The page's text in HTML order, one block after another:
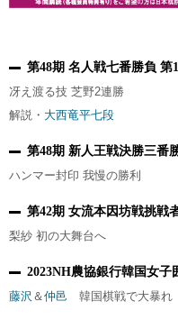
第48期 名人戦七番勝負 第
冴え渡る技 芝野2連勝
解説・ 大西竜平七段
第48期 新人王戦決勝三番
ハンマー封印 我慢の勝利
第42期 女流本因坊戦挑戦
梨紗 初の大舞台へ
2023NH農協銀行韓国女子
藤沢 ＆仲邑 韓国棋戦で大暴れ